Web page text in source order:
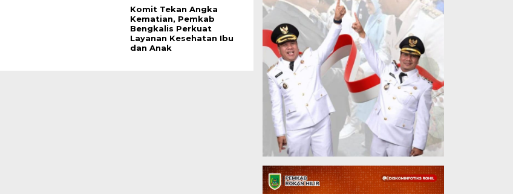
Komit Tekan Angka
Kematian, Pemkab
Bengkalis Perkuat
Layanan Kesehatan Ibu
dan Anak